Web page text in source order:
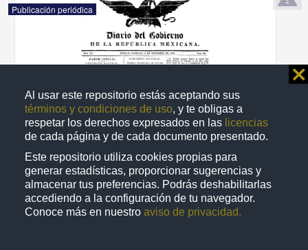
Al usar este repositorio estás aceptando sus
términos y condiciones de uso, y te obligas a
respetar los derechos expresados en las licencias
de cada página y de cada documento presentado.
Este repositorio utiliza cookies propias para
generar estadísticas, proporcionar sugerencias y
almacenar tus preferencias. Podrás deshabilitarlas
accediendo a la configuración de tu navegador.
Conoce más en nuestro aviso de privacidad.
⨯
Publicación periódica
Diario del Gobierno de la República Mexicana